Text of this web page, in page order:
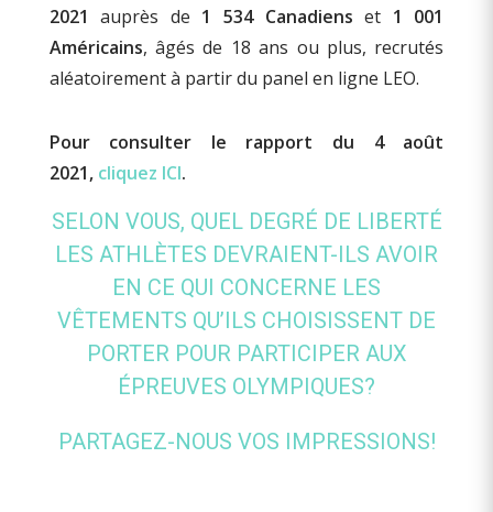
2021 auprès de 1 534 Canadiens et 1 001
Américains, âgés de 18 ans ou plus, recrutés
aléatoirement à partir du panel en ligne LEO.
Pour consulter le rapport du 4 août
2021, cliquez ICI.
SELON VOUS, QUEL DEGRÉ DE LIBERTÉ
LES ATHLÈTES DEVRAIENT-ILS AVOIR
EN CE QUI CONCERNE LES
VÊTEMENTS QU’ILS CHOISISSENT DE
PORTER POUR PARTICIPER AUX
ÉPREUVES OLYMPIQUES?
PARTAGEZ-NOUS VOS IMPRESSIONS!